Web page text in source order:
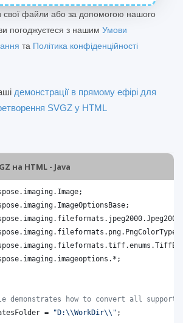
свої файли або за допомогою нашого
погоджуєтеся з нашим Умови
та Політика конфіденційності
демонстрації в прямому ефірі для
SVGZ у HTML
на HTML - Java
. imaging. Image;
. imaging. ImageOptionsBase;
. imaging. fileformats . jpeg2000.
. imaging. fileformats . png. PngColorType
. imaging. fileformats .tiff.enums .
. imaging. imageoptions .*;
demonstrates how to convert all
= "D:\\WorkDir\\ " ;